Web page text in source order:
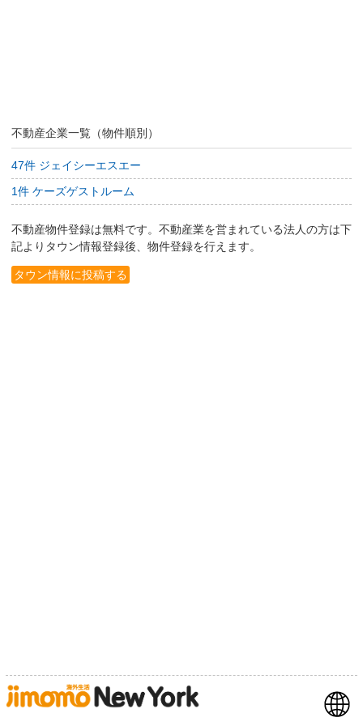
不動産企業一覧（物件順別）
47件 ジェイシーエスエー
1件 ケーズゲストルーム
不動産物件登録は無料です。不動産業を営まれている法人の方は下
記よりタウン情報登録後、物件登録を行えます。
タウン情報に投稿する